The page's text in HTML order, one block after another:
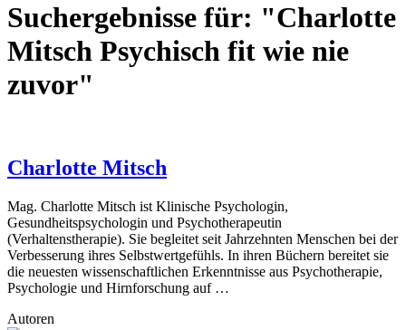
Suchergebnisse für: "Charlotte
Mitsch Psychisch fit wie nie
zuvor"
Charlotte Mitsch
Mag. Charlotte Mitsch ist Klinische Psychologin,
Gesundheitspsychologin und Psychotherapeutin
(Verhaltenstherapie). Sie begleitet seit Jahrzehnten Menschen bei der
Verbesserung ihres Selbstwertgefühls. In ihren Büchern bereitet sie
die neuesten wissenschaftlichen Erkenntnisse aus Psychotherapie,
Psychologie und Hirnforschung auf …
Autoren